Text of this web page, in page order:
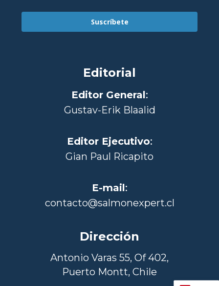
Suscríbete
Editorial
Editor General:
Gustav-Erik Blaalid
Editor Ejecutivo:
Gian Paul Ricapito
E-mail:
contacto@salmonexpert.cl
Dirección
Antonio Varas 55, Of 402,
Puerto Montt, Chile